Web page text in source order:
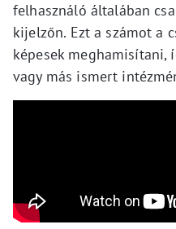
felhasználó általában
kijelzőn. Ezt a számot a
képesek meghamisítani,
vagy más ismert